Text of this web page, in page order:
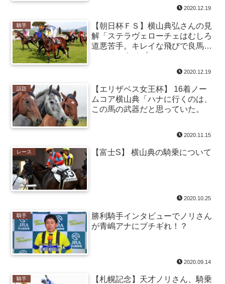
2020.12.19
騎手
【朝日杯ＦＳ】横山典弘さんの見
解「ステラヴェローチェはむしろ
道悪苦手。キレイな飛びで良馬場
でこそのタイプ」
2020.12.19
話題
【エリザベス女王杯】 16着ノー
ムコア横山典「ハナに行くのは、
この馬の武器だと思っていた。
2020.11.15
レース 【富士S】 横山典の騎乗について
2020.10.25
騎手
勝利騎手インタビューでノリさん
が青嶋アナにブチギれ！？
2020.09.14
騎手
【札幌記念】天才ノリさん、騎乗